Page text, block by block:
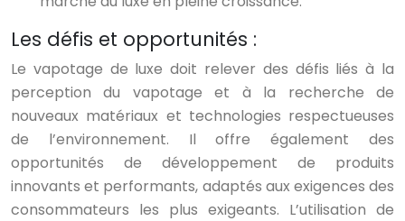
Les défis et opportunités :
Le vapotage de luxe doit relever des défis liés à la
perception du vapotage et à la recherche de
nouveaux matériaux et technologies respectueuses
de l’environnement. Il offre également des
opportunités de développement de produits
innovants et performants, adaptés aux exigences des
consommateurs les plus exigeants. L’utilisation de